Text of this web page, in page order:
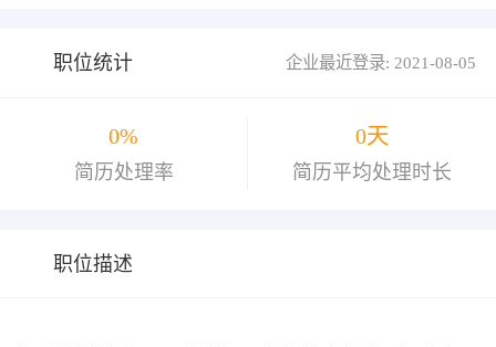
职位统计 企业最近登录: 2021-08-05
0%
简历处理率
0天
简历平均处理时长
职位描述